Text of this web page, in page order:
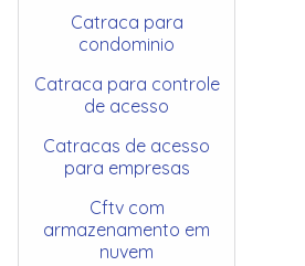
Catraca para
condominio
Catraca para controle
de acesso
Catracas de acesso
para empresas
Cftv com
armazenamento em
nuvem